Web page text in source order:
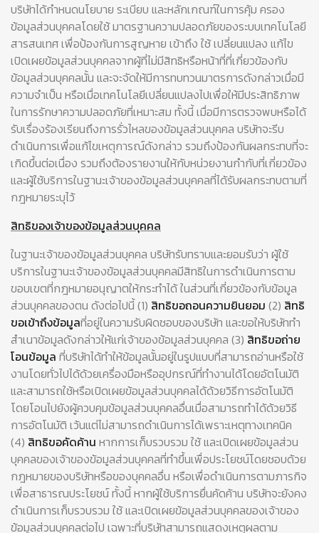
บริษัทได้กำหนดนโยบาย ระเบียบ และหลักเกณฑ์ในการคุ้ม ครอง
ข้อมูลส่วนบุคคลโดยใช้ มาตรฐานความปลอดภัยของระบบเทคโนโลยี
สารสนเทศ เพื่อป้องกันการสูญหาย เข้าถึง ใช้ เปลี่ยนแปลง แก้ไข
เปิดเผยข้อมูลส่วนบุคคลจากผู้ที่ไม่มีสิทธิหรือหน้าที่ที่เกี่ยวข้องกับ
ข้อมูลส่วนบุคคลนั้น และจะจัดให้มีการทบทวนมาตรการดังกล่าวเมื่อมี
ความจำเป็น หรือเมื่อเทคโนโลยีเปลี่ยนแปลงไปเพื่อให้มีประสิทธิภาพ
ในการรักษาความปลอดภัยที่เหมาะสม ทั้งนี้ เมื่อมีการตรวจพบหรือได้
รับเรื่องร้องเรียนถึงการรั่วไหลของข้อมูลส่วนบุคคล บริษัทจะรีบ
ดำเนินการเพื่อแก้ไขเหตุการณ์ดังกล่าว รวมถึงป้องกันผลกระทบที่จะ
เกิดขึ้นต่อเนื่อง รวมถึงต้องรายงานให้กับหน่วยงานกำกับที่เกี่ยวข้อง
และผู้ใช้บริการในฐานะเจ้าของข้อมูลส่วนบุคคลที่ได้รับผลกระทบตามที่
กฎหมายระบุไว้
สิทธิของเจ้าของข้อมูลส่วนบุคคล
ในฐานะเจ้าของข้อมูลส่วนบุคคล บริษัทรับทราบและยอมรับว่า ผู้ใช้
บริการในฐานะเจ้าของข้อมูลส่วนบุคคลมีสิทธิในการดำเนินการตาม
ขอบเขตที่กฎหมายอนุญาตให้กระทำได้ ในส่วนที่เกี่ยวข้องกับข้อมูล
ส่วนบุคคลของตน ดังต่อไปนี้ (1) สิทธิขอถอนความยินยอม (2) สิทธิ
ขอเข้าถึงข้อมูลที่อยู่ในความรับผิดชอบของบริษัท และขอให้บริษัททำ
สำเนาข้อมูลดังกล่าวให้แก่เจ้าของข้อมูลส่วนบุคคล (3) สิทธิขอถ่าย
โอนข้อมูล ที่บริษัทได้ทำให้ข้อมูลนั้นอยู่ในรูปแบบที่สามารถอ่านหรือใช้
งานโดยทั่วไปได้ด้วยเครื่องมือหรืออุปกรณ์ที่ทำงานได้โดยอัตโนมัติ
และสามารถใช้หรือเปิดเผยข้อมูลส่วนบุคคลได้ด้วยวิธีการอัตโนมัติ
โดยโอนไปยังผู้ควบคุมข้อมูลส่วนบุคคลอื่นเมื่อสามารถทำได้ด้วยวิธี
การอัตโนมัติ เว้นแต่ไม่สามารถดำเนินการได้เพราะเหตุทางเทคนิค
(4) สิทธิขอคัดค้าน หากการเก็บรวบรวม ใช้ และเปิดเผยข้อมูลส่วน
บุคคลของเจ้าของข้อมูลส่วนบุคคลที่ทำขึ้นเพื่อประโยชน์โดยชอบด้วย
กฎหมายของบริษัทหรือของบุคคลอื่น หรือเพื่อดำเนินการตามภารกิจ
เพื่อสาธารณประโยชน์ ทั้งนี้ หากผู้ใช้บริการยื่นคัดค้าน บริษัทจะยังคง
ดำเนินการเก็บรวบรวม ใช้ และเปิดเผยข้อมูลส่วนบุคคลของเจ้าของ
ข้อมูลส่วนบุคคลต่อไป เฉพาะที่บริษัทสามารถแสดงเหตุผลตาม